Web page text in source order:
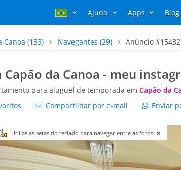
Ajuda Apps Blog
Canoa (133) Navegantes (29) Anúncio
da Canoa - meu
para aluguel de temporada em Capão da
Compartilhar por e-mail Enviar
Utilize as setas do teclado para navegar entre as fotos